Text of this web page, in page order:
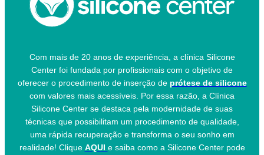
Com mais de 20 anos de experiência, a clínica Silicone
Center foi fundada por profissionais com o objetivo de
oferecer o procedimento de inserção de prótese de silicone
com valores mais acessíveis. Por essa razão, a Clínica
Silicone Center se destaca pela modernidade de suas
técnicas que possibilitam um procedimento de qualidade,
uma rápida recuperação e transforma o seu sonho em
realidade! Clique AQUI e saiba como a Silicone Center pode